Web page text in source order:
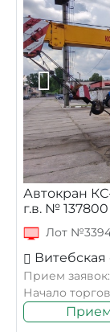
Автокран
г.в. № 137800
Лот
Витебская
Прием заявок:
Начало
Прием